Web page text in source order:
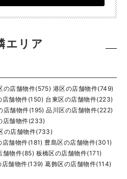
エリア
の店舗物件(575) 港区の店舗物件(749)
店舗物件(150) 台東区の店舗物件(223)
店舗物件(195) 品川区の店舗物件(222)
店舗物件(233)
の店舗物件(733)
店舗物件(181) 豊島区の店舗物件(301)
舗物件(85) 板橋区の店舗物件(171)
店舗物件(139) 葛飾区の店舗物件(114)